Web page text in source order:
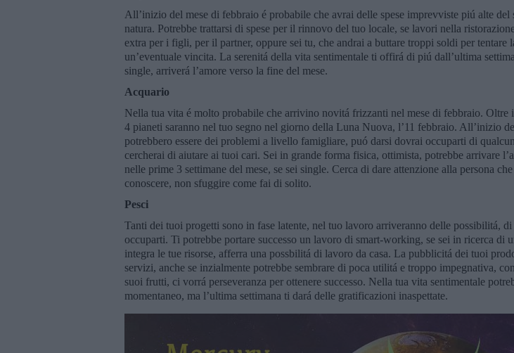
All’inizio del mese di febbraio é probabile che avrai delle spese imprevviste piú alte del
natura. Potrebbe trattarsi di spese per il rinnovo del tuo locale, se lavori nella
extra per i figli, per il partner, oppure sei tu, che andrai a buttare troppi soldi per tentare
un’eventuale vincita. La serenitá della vita sentimentale ti offirá di piú dall’ultima
single, arriverá l’amore verso la fine del mese.
Acquario
Nella tua vita é molto probabile che arrivino novitá frizzanti nel mese di febbraio. Oltre
4 pianeti saranno nel tuo segno nel giorno della Luna Nuova, l’11 febbraio. All’inizio
potrebbero essere dei problemi a livello famigliare, puó darsi dovrai occuparti di
cercherai di aiutare ai tuoi cari. Sei in grande forma fisica, ottimista, potrebbe arrivare
nelle prime 3 settimane del mese, se sei single. Cerca di dare attenzione alla persona
conoscere, non sfuggire come fai di solito.
Pesci
Tanti dei tuoi progetti sono in fase latente, nel tuo lavoro arriveranno delle possibilitá,
occuparti. Ti potrebbe portare successo un lavoro di smart-working, se sei in ricerca di
integra le tue risorse, afferra una possbilitá di lavoro da casa. La pubblicitá dei tuoi
servizi, anche se inzialmente potrebbe sembrare di poca utilitá e troppo impegnativa,
suoi frutti, ci vorrá perseveranza per ottenere successo. Nella tua vita sentimentale
momentaneo, ma l’ultima settimana ti dará delle gratificazioni inaspettate.